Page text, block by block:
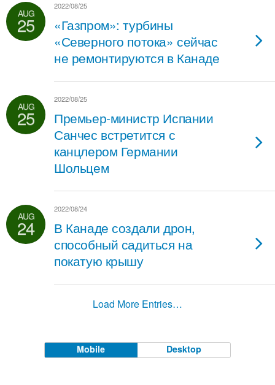
AUG
25
2022/08/25
«Газпром»: турбины
«Северного потока» сейчас
не ремонтируются в Канаде
AUG
25
2022/08/25
Премьер-министр Испании
Санчес встретится с
канцлером Германии
Шольцем
AUG
24
2022/08/24
В Канаде создали дрон,
способный садиться на
покатую крышу
Load More Entries…
Mobile Desktop